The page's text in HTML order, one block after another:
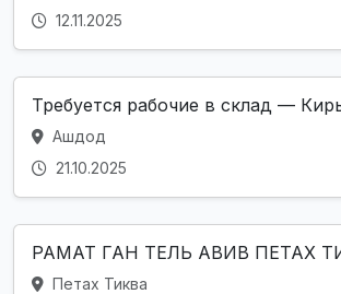
12.11.2025
Требуется рабочие в склад —
Ашдод
21.10.2025
РАМАТ ГАН ТЕЛЬ АВИВ ПЕТАХ
Петах Тиква